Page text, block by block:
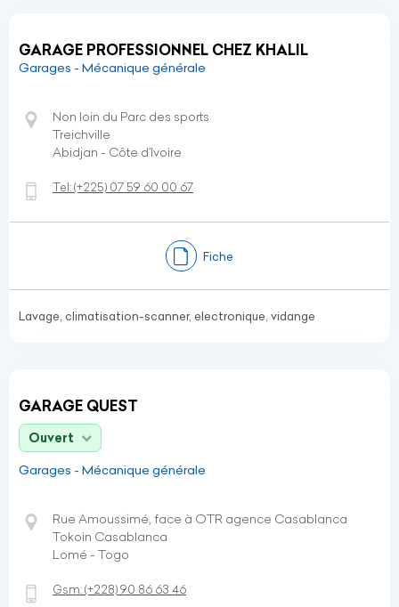
GARAGE PROFESSIONNEL CHEZ KHALIL
Garages - Mécanique générale
Non loin du Parc des sports
Treichville
Abidjan - Côte d’Ivoire
Tel:(+225) 07 59 60 00 67
Fiche
Lavage, climatisation-scanner, electronique, vidange
GARAGE QUEST
Ouvert
Garages - Mécanique générale
Rue Amoussimé, face à OTR agence Casablanca
Tokoin Casablanca
Lomé - Togo
Gsm:(+228)90 86 63 46